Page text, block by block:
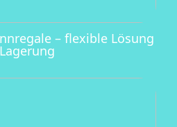
– flexible Lösung